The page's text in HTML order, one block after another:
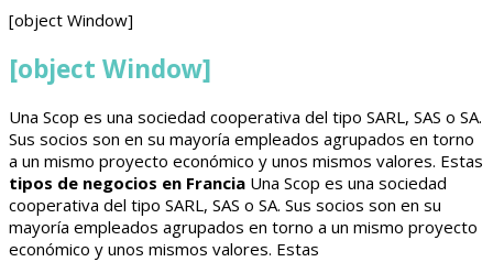
[object Window]
[object Window]
Una Scop es una sociedad cooperativa del tipo SARL, SAS o SA.
Sus socios son en su mayoría empleados agrupados en torno
a un mismo proyecto económico y unos mismos valores. Estas
tipos de negocios en Francia Una Scop es una sociedad
cooperativa del tipo SARL, SAS o SA. Sus socios son en su
mayoría empleados agrupados en torno a un mismo proyecto
económico y unos mismos valores. Estas